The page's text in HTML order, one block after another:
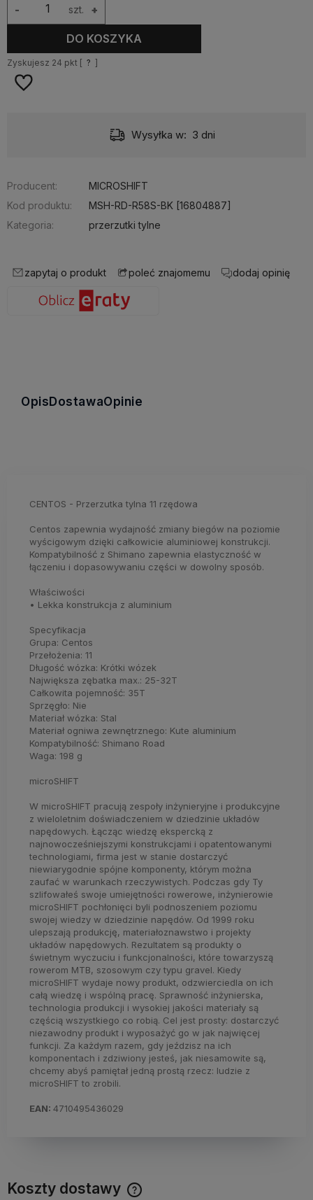
szt. +
-
DO KOSZYKA
Zyskujesz 24 pkt [ ? ]
Wysyłka w: 3 dni
Producent:
MICROSHIFT
Kod produktu:
MSH-RD-R58S-BK [16804887]
Kategoria:
przerzutki tylne
zapytaj o produkt poleć znajomemu dodaj opinię
OpisDostawaOpinie
CENTOS - Przerzutka tylna 11 rzędowa
Centos zapewnia wydajność zmiany biegów na poziomie
wyścigowym dzięki całkowicie aluminiowej konstrukcji.
Kompatybilność z Shimano zapewnia elastyczność w
łączeniu i dopasowywaniu części w dowolny sposób.
Właściwości
• Lekka konstrukcja z aluminium
Specyfikacja
Grupa: Centos
Przełożenia: 11
Długość wózka: Krótki wózek
Największa zębatka max.: 25-32T
Całkowita pojemność: 35T
Sprzęgło: Nie
Materiał wózka: Stal
Materiał ogniwa zewnętrznego: Kute aluminium
Kompatybilność: Shimano Road
Waga: 198 g
microSHIFT
W microSHIFT pracują zespoły inżynieryjne i produkcyjne
z wieloletnim doświadczeniem w dziedzinie układów
napędowych. Łącząc wiedzę ekspercką z
najnowocześniejszymi konstrukcjami i opatentowanymi
technologiami, firma jest w stanie dostarczyć
niewiarygodnie spójne komponenty, którym można
zaufać w warunkach rzeczywistych. Podczas gdy Ty
szlifowałeś swoje umiejętności rowerowe, inżynierowie
microSHIFT pochłonięci byli podnoszeniem poziomu
swojej wiedzy w dziedzinie napędów. Od 1999 roku
ulepszają produkcję, materiałoznawstwo i projekty
układów napędowych. Rezultatem są produkty o
świetnym wyczuciu i funkcjonalności, które towarzyszą
rowerom MTB, szosowym czy typu gravel. Kiedy
microSHIFT wydaje nowy produkt, odzwierciedla on ich
całą wiedzę i wspólną pracę. Sprawność inżynierska,
technologia produkcji i wysokiej jakości materiały są
częścią wszystkiego co robią. Cel jest prosty: dostarczyć
niezawodny produkt i wyposażyć go w jak najwięcej
funkcji. Za każdym razem, gdy jeździsz na ich
komponentach i zdziwiony jesteś, jak niesamowite są,
chcemy abyś pamiętał jedną prostą rzecz: ludzie z
microSHIFT to zrobili.
EAN: 4710495436029
Koszty dostawy